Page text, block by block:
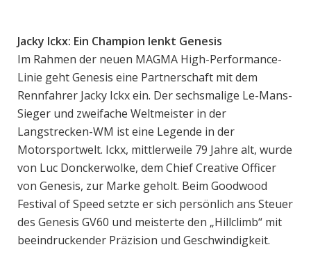
Jacky Ickx: Ein Champion lenkt Genesis
Im Rahmen der neuen MAGMA High-Performance-
Linie geht Genesis eine Partnerschaft mit dem
Rennfahrer Jacky Ickx ein. Der sechsmalige Le-Mans-
Sieger und zweifache Weltmeister in der
Langstrecken-WM ist eine Legende in der
Motorsportwelt. Ickx, mittlerweile 79 Jahre alt, wurde
von Luc Donckerwolke, dem Chief Creative Officer
von Genesis, zur Marke geholt. Beim Goodwood
Festival of Speed setzte er sich persönlich ans Steuer
des Genesis GV60 und meisterte den „Hillclimb“ mit
beeindruckender Präzision und Geschwindigkeit.